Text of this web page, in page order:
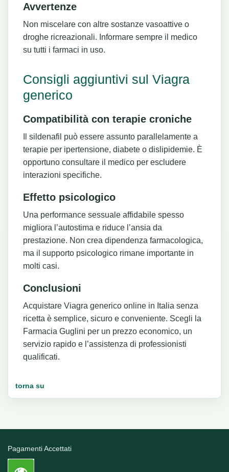
Avvertenze
Non miscelare con altre sostanze vasoattive o
droghe ricreazionali. Informare sempre il medico
su tutti i farmaci in uso.
Consigli aggiuntivi sul Viagra
generico
Compatibilità con terapie croniche
Il sildenafil può essere assunto parallelamente a
terapie per ipertensione, diabete o dislipidemie. È
opportuno consultare il medico per escludere
interazioni specifiche.
Effetto psicologico
Una performance sessuale affidabile spesso
migliora l’autostima e riduce l’ansia da
prestazione. Non crea dipendenza farmacologica,
ma il supporto psicologico rimane importante in
molti casi.
Conclusioni
Acquistare Viagra generico online in Italia senza
ricetta è semplice, sicuro e conveniente. Scegli la
Farmacia Guglini per un prezzo economico, un
servizio rapido e l’assistenza di professionisti
qualificati.
torna su
Pagamenti Accettati